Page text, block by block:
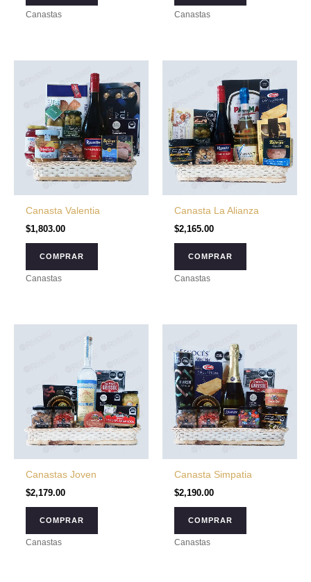
Canastas Canastas
Canasta Valentia
$1,803.00
COMPRAR
Canastas
Canasta La Alianza
$2,165.00
COMPRAR
Canastas
Canastas Joven
$2,179.00
COMPRAR
Canastas
Canasta Simpatia
$2,190.00
COMPRAR
Canastas